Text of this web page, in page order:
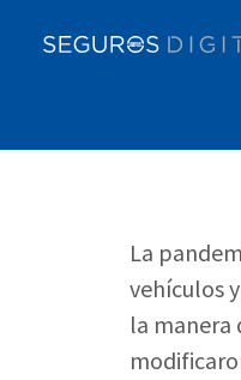
La
vehículos
la manera